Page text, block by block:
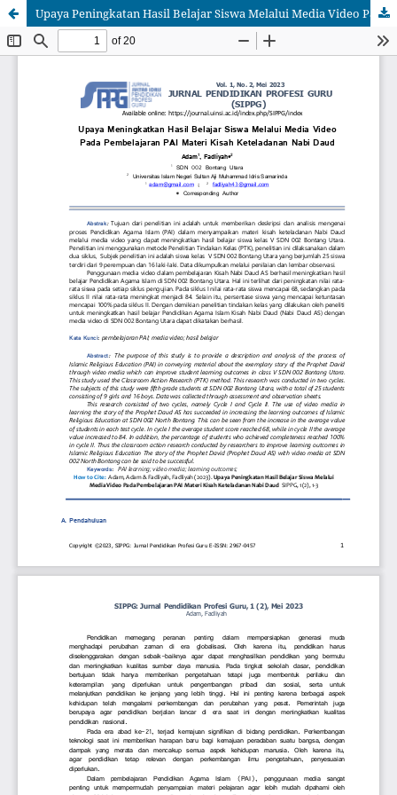
Upaya Peningkatan Hasil Belajar Siswa Melalui Media Video Pada Pembelajaran PAI Materi Kisah Keteladanan Nabi Daud